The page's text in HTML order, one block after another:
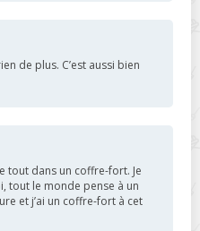
de plus. C’est aussi bien
tout dans un coffre-fort. Je
tout le monde pense à un
et j’ai un coffre-fort à cet